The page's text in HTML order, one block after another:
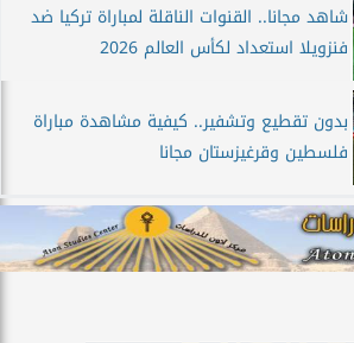
شاهد مجانا.. القنوات الناقلة لمباراة تركيا ضد
فنزويلا استعداد لكأس العالم 2026
بدون تقطيع وتشفير.. كيفية مشاهدة مباراة
فلسطين وقرغيزستان مجانا